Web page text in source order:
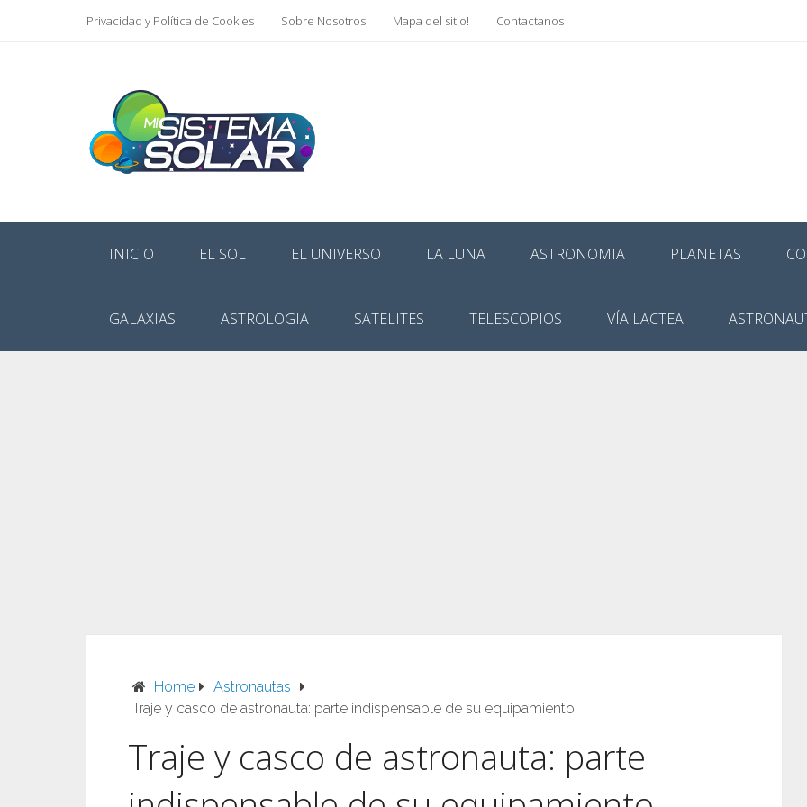
Privacidad y Política de Cookies Sobre Nosotros Mapa del sitio! Contactanos
INICIO EL SOL EL UNIVERSO LA LUNA ASTRONOMIA PLANETAS
GALAXIAS ASTROLOGIA SATELITES TELESCOPIOS VÍA LACTEA
Home
Astronautas
Traje y casco de astronauta: parte indispensable de su equipamiento
Traje y casco de astronauta: parte